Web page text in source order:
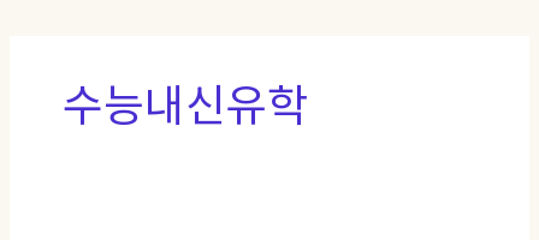
수능내신유학